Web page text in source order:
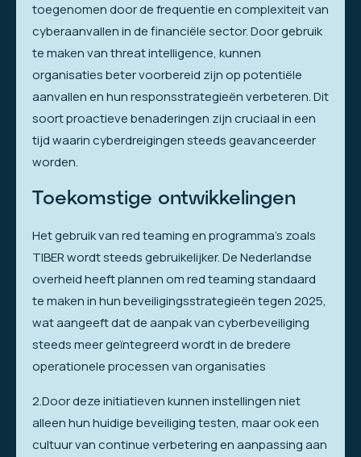
toegenomen door de frequentie en complexiteit van
cyberaanvallen in de financiële sector. Door gebruik
te maken van threat intelligence, kunnen
organisaties beter voorbereid zijn op potentiële
aanvallen en hun responsstrategieën verbeteren. Dit
soort proactieve benaderingen zijn cruciaal in een
tijd waarin cyberdreigingen steeds geavanceerder
worden.
Toekomstige ontwikkelingen
Het gebruik van red teaming en programma’s zoals
TIBER wordt steeds gebruikelijker. De Nederlandse
overheid heeft plannen om red teaming standaard
te maken in hun beveiligingsstrategieën tegen 2025,
wat aangeeft dat de aanpak van cyberbeveiliging
steeds meer geïntegreerd wordt in de bredere
operationele processen van organisaties
2.Door deze initiatieven kunnen instellingen niet
alleen hun huidige beveiliging testen, maar ook een
cultuur van continue verbetering en aanpassing aan